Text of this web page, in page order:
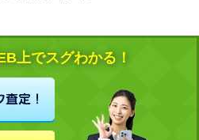
上でスグわかる！